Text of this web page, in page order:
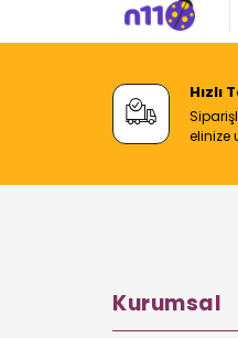
Hızlı
elinize
Kurumsal